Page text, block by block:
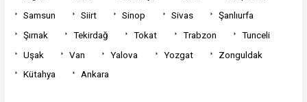
Samsun
Siirt Sinop Sivas
Şanlıurfa
Şırnak
Tekirdağ Tokat Trabzon
Tunceli
Uşak
Van Yalova Yozgat
Zonguldak
Kütahya
Ankara